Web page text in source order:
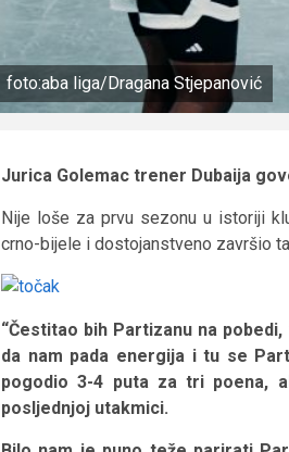
foto:aba liga/Dragana Stjepanović
Jurica Golemac trener Dubaija
Nije loše za prvu sezonu u istoriji
crno-bijele i dostojanstveno završio
“Čestitao bih Partizanu na
da nam pada energija i tu se
pogodio 3-4 puta za tri poena,
posljednjoj utakmici.